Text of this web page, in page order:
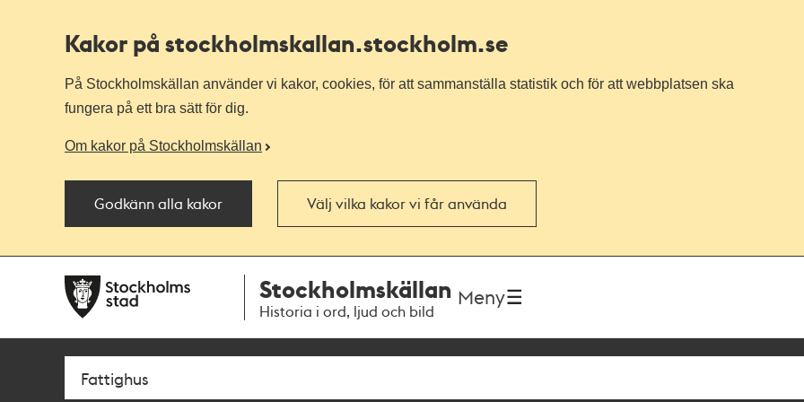
Kakor på stockholmskallan.stockholm.se
På Stockholmskällan använder vi kakor, cookies, för att sammanställa statistik och för att webbplatsen ska
fungera på ett bra sätt för dig.
Om kakor på Stockholmskällan
Godkänn alla kakor Välj vilka kakor vi får använda
navigationen
huvudinnehållet
Stockholmskällan
Historia i ord, ljud och bild
Meny
Sök